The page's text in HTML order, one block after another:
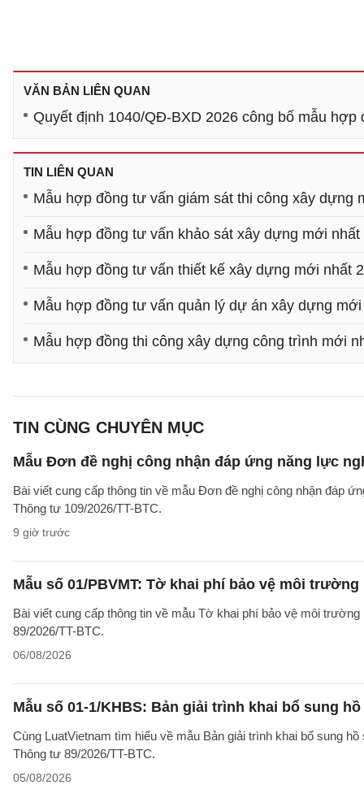
VĂN BẢN LIÊN QUAN
Quyết định 1040/QĐ-BXD 2026 công bố mẫu hợp
TIN LIÊN QUAN
Mẫu hợp đồng tư vấn giám sát thi công xây dựng
Mẫu hợp đồng tư vấn khảo sát xây dựng mới nhất
Mẫu hợp đồng tư vấn thiết kế xây dựng mới nhất
Mẫu hợp đồng tư vấn quản lý dự án xây dựng
Mẫu hợp đồng thi công xây dựng công trình mới
TIN CÙNG CHUYÊN MỤC
Mẫu Đơn đề nghị công nhận đáp ứng năng lực
Bài viết cung cấp thông tin về mẫu Đơn đề nghị công nhận đáp
Thông tư 109/2026/TT-BTC.
9 giờ trước
Mẫu số 01/PBVMT: Tờ khai phí bảo vệ môi trường
Bài viết cung cấp thông tin về mẫu Tờ khai phí bảo vệ môi
89/2026/TT-BTC.
06/08/2026
Mẫu số 01-1/KHBS: Bản giải trình khai bổ sung
Cùng LuatVietnam tìm hiểu về mẫu Bản giải trình khai bổ sung
Thông tư 89/2026/TT-BTC.
05/08/2026